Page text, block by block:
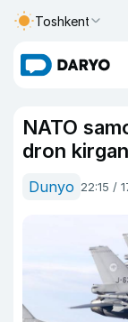
Toshkent
NATO
dron
Dunyo 22:15 /